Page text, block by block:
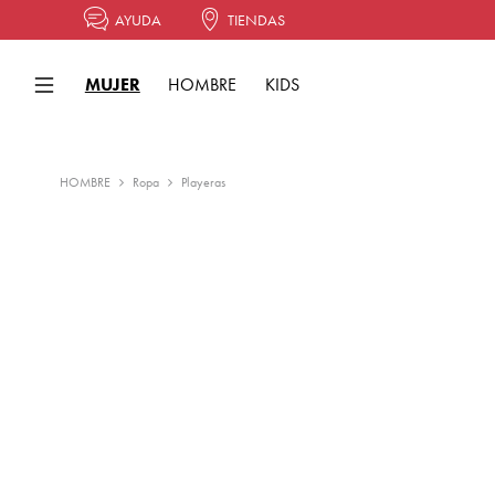
AYUDA TIENDAS
MUJER HOMBRE KIDS
HOMBRE Ropa Playeras